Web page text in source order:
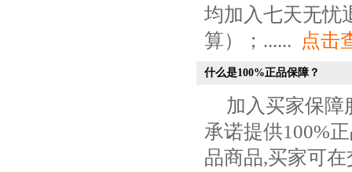
均加入七天无忧
算）；...... 点击
什么是100%正品保障？
加入买家保障
承诺提供100%
品商品,买家可